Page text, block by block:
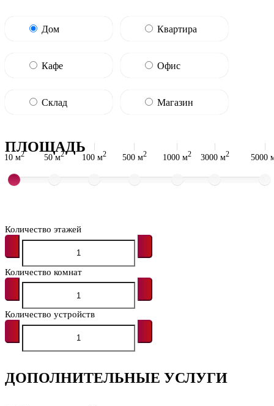
Дом Квартира
Кафе Офис
Склад Магазин
ПЛОЩАДЬ
10 м2 50 м2 100 м2 500 м2 1000 м2 3000 м2 5000
Количество этажей
Количество комнат
Количество устройств
ДОПОЛНИТЕЛЬНЫЕ УСЛУГИ